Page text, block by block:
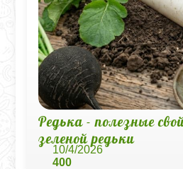
Редька - полезные
зеленой редьки
10/4/2026
400